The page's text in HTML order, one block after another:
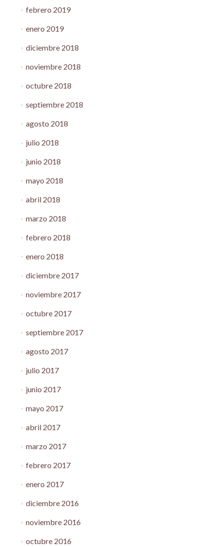
febrero 2019
enero 2019
diciembre 2018
noviembre 2018
octubre 2018
septiembre 2018
agosto 2018
julio 2018
junio 2018
mayo 2018
abril 2018
marzo 2018
febrero 2018
enero 2018
diciembre 2017
noviembre 2017
octubre 2017
septiembre 2017
agosto 2017
julio 2017
junio 2017
mayo 2017
abril 2017
marzo 2017
febrero 2017
enero 2017
diciembre 2016
noviembre 2016
octubre 2016